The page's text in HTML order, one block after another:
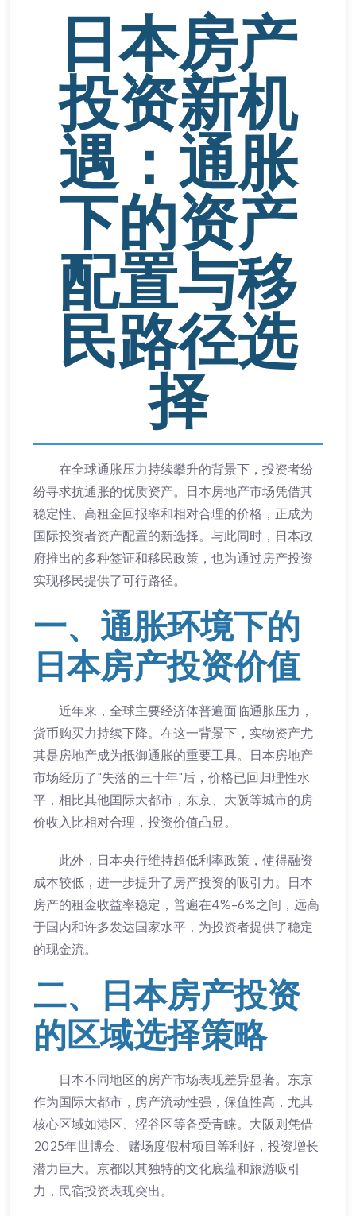
日本房产
投资新机
遇：通胀
下的资产
配置与移
民路径选
择
在全球通胀压力持续攀升的背景下，投资者纷
纷寻求抗通胀的优质资产。日本房地产市场凭借其
稳定性、高租金回报率和相对合理的价格，正成为
国际投资者资产配置的新选择。与此同时，日本政
府推出的多种签证和移民政策，也为通过房产投资
实现移民提供了可行路径。
一、通胀环境下的
日本房产投资价值
近年来，全球主要经济体普遍面临通胀压力，
货币购买力持续下降。在这一背景下，实物资产尤
其是房地产成为抵御通胀的重要工具。日本房地产
市场经历了"失落的三十年"后，价格已回归理性水
平，相比其他国际大都市，东京、大阪等城市的房
价收入比相对合理，投资价值凸显。
此外，日本央行维持超低利率政策，使得融资
成本较低，进一步提升了房产投资的吸引力。日本
房产的租金收益率稳定，普遍在4%-6%之间，远高
于国内和许多发达国家水平，为投资者提供了稳定
的现金流。
二、日本房产投资
的区域选择策略
日本不同地区的房产市场表现差异显著。东京
作为国际大都市，房产流动性强，保值性高，尤其
核心区域如港区、涩谷区等备受青睐。大阪则凭借
2025年世博会、赌场度假村项目等利好，投资增长
潜力巨大。京都以其独特的文化底蕴和旅游吸引
力，民宿投资表现突出。